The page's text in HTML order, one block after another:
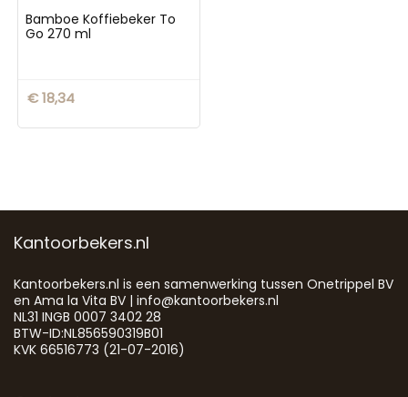
Bamboe Koffiebeker To
Go 270 ml
€18,34
Kantoorbekers.nl
Kantoorbekers.nl is een samenwerking tussen Onetrippel BV
en Ama la Vita BV | info@kantoorbekers.nl
NL31 INGB 0007 3402 28
BTW-ID:NL856590319B01
KVK 66516773 (21-07-2016)